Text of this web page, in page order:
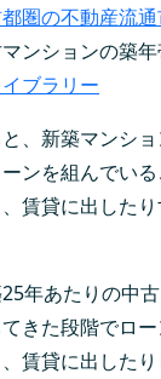
圏の不動産流通
ンションの築年
ブラリー
、新築マンショ
ンを組んでいる
賃貸に出した
年あたりの中
きた段階でロー
賃貸に出した